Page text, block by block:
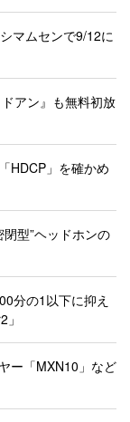
マムセンで9/12に
アン』も無料初放
HDCP」を確かめ
型”ヘッドホンの
分の1以下に抑え
ー「MXN10」など